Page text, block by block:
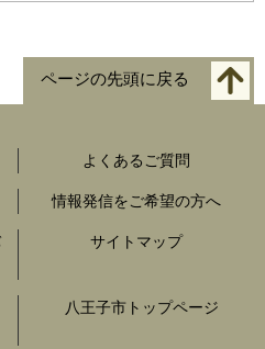
ページの先頭に戻る
よくあるご質問
情報発信をご希望の方へ
サイトマップ
八王子市トップページ